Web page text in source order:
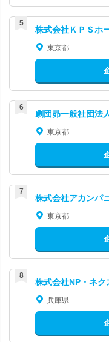
株式会社ＫＰＳホ
東京都
劇団昴一般社団法
東京都
株式会社アカンパ
東京都
株式会社NP・ネク
兵庫県